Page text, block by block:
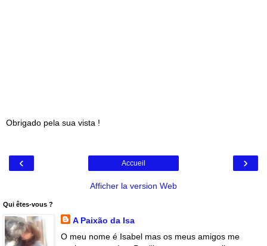
Obrigado pela sua vista !
‹ ›
Accueil
Afficher la version Web
Qui êtes-vous ?
A Paixão da Isa
O meu nome é Isabel mas os meus amigos me